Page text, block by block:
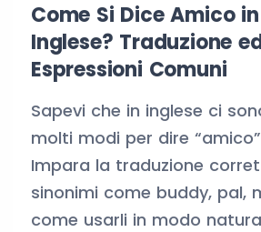
Come Si Dice Amico in
Inglese? Traduzione
Espressioni Comuni
Sapevi che in inglese ci
molti modi per dire
Impara la traduzione
sinonimi come buddy, pal,
come usarli in modo